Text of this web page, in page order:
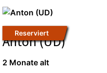
Reserviert
Anton (UD)
2 Monate alt